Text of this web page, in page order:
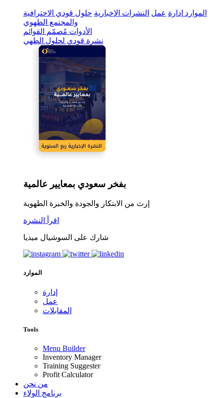
الموارد إدارة عمل النشرات الإخبارية حلول قودي الاحترافية
والمجتمع الطهوي
الأدوات مُصمّم القوائم
نشرة قودي لحلول الطهي
بفخر سعودي بمعايير عالمية
إرث من الابتكار والجودة والخبرة الطهوية
اقرأ النشرة
شارك على السوشيال ميديا
الموارد
إدارة
عمل
المقابلات
Tools
Menu Builder
Inventory Manager
Training Suggester
Profit Calculator
من نحن
برنامج الولاء